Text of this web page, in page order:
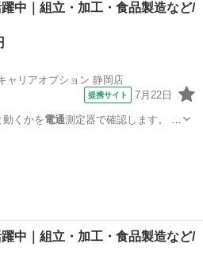
中｜組立・加工・食品製造など/
ャリアオプション 静岡店
提携サイト 7月22日
動くかを電通測定器で確認します。 ま
中｜組立・加工・食品製造など/